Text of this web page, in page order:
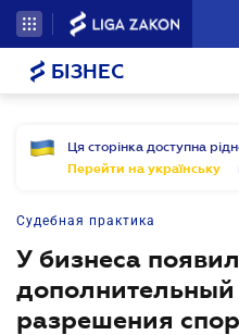
БІЗНЕС
Ця сторінка доступна
Перейти на українську
Судебная практика
У бизнеса
дополнительный
разрешения